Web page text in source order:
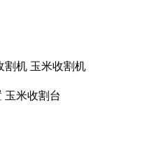
割机 玉米收割机
玉米收割台